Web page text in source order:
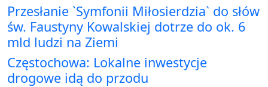
Przesłanie `Symfonii Miłosierdzia` do słów
św. Faustyny Kowalskiej dotrze do ok. 6
mld ludzi na Ziemi
Częstochowa: Lokalne inwestycje
drogowe idą do przodu